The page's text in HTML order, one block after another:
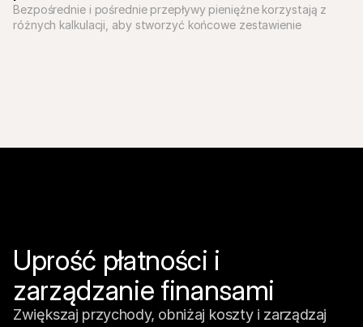
Bezpośrednie i pośrednie przepływy pieniężne korzystają z
różnych kalkulacji, aby stworzyć końcowe zestawienie
Uprość płatności i
zarządzanie finansami
Zwiększaj przychody, obniżaj koszty i zarządzaj